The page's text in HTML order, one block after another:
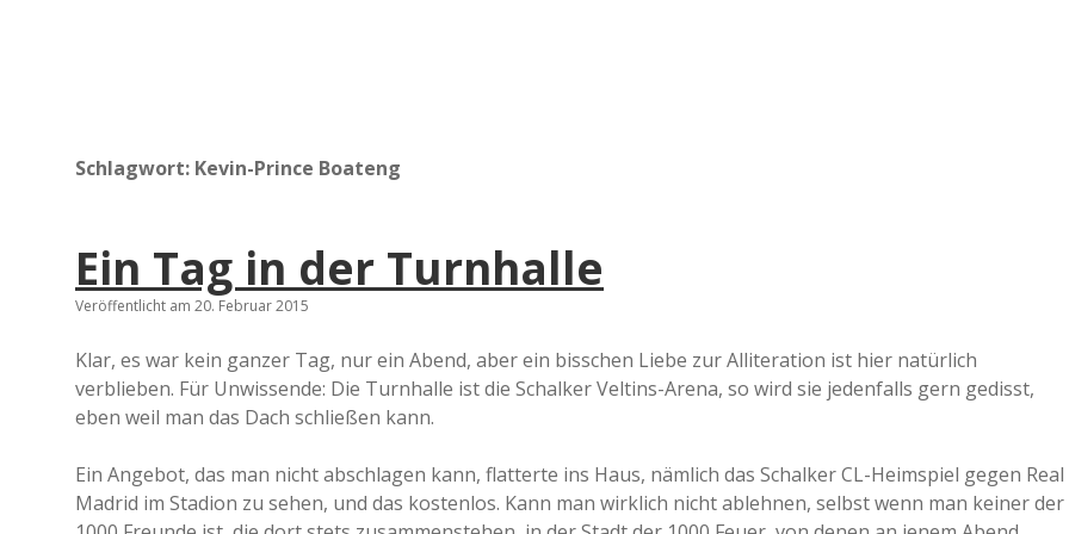
d
Schlagwort: Kevin-Prince Boateng
Ein Tag in der Turnhalle
Veröffentlicht am 20. Februar 2015
Klar, es war kein ganzer Tag, nur ein Abend, aber ein bisschen Liebe zur Alliteration ist hier natürlich
verblieben. Für Unwissende: Die Turnhalle ist die Schalker Veltins-Arena, so wird sie jedenfalls gern gedisst,
eben weil man das Dach schließen kann.
Ein Angebot, das man nicht abschlagen kann, flatterte ins Haus, nämlich das Schalker CL-Heimspiel gegen Real
Madrid im Stadion zu sehen, und das kostenlos. Kann man wirklich nicht ablehnen, selbst wenn man keiner der